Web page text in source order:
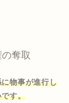
奪取
物事が進行し
す。